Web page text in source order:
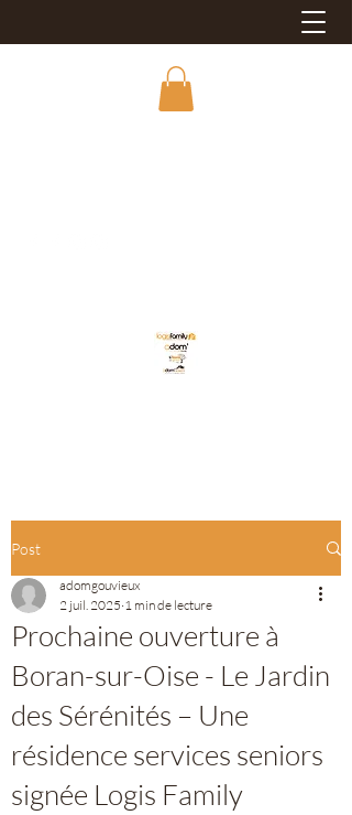
Post
Prochaine ouverture à
Boran-sur-Oise - Le Jardin
des Sérénités – Une
résidence services seniors
signée Logis Family
adomgouvieux
2 juil. 2025 1 min de lecture